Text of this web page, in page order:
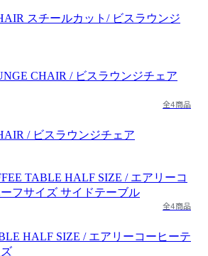
スチールカット/ ビスラウンジ
全4商品
/ ビスラウンジチェア
全4商品
HALF SIZE / エアリーコーヒーテ